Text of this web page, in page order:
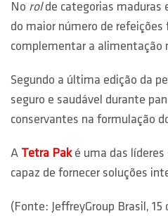
No rolde categorias
do maior número de
complementar a alimentação
Segundo a última edição da
seguro e saudável durante
conservantes na formulação
A Tetra Paké uma das líderes
capaz de fornecer soluções
(Fonte: JeffreyGroup Brasil, 15